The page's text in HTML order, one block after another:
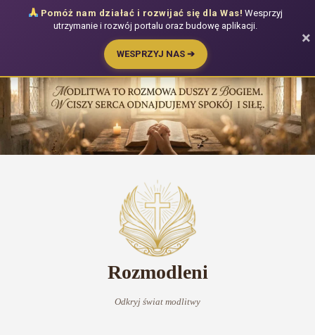
do
treści
Rozmodleni
Odkryj świat modlitwy
Pomóż nam działać i rozwijać się dla Was! Wesprzyj
utrzymanie i rozwój portalu oraz budowę aplikacji.
WESPRZYJ NAS ➔
×